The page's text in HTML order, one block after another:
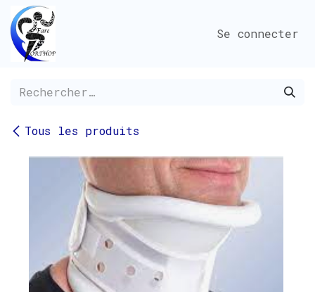
Se rendre au contenu
Se connecter
Tous les produits